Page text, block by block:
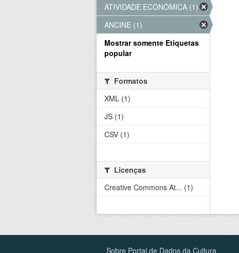
ATIVIDADE ECONÔMICA (1)
ANCINE (1)
Mostrar somente Etiquetas
popular
Formatos
XML (1)
JS (1)
CSV (1)
Licenças
Creative Commons At... (1)
Sobre Portal de Dados da Cultura